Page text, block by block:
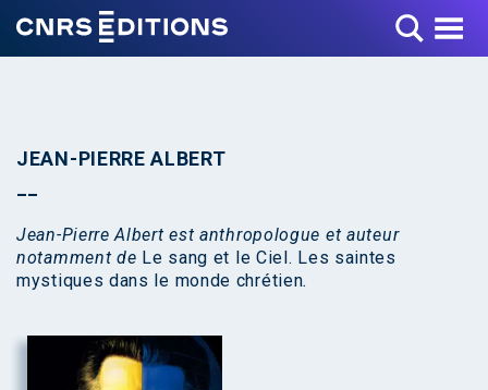
Toggle Menu
JEAN-PIERRE ALBERT
Jean-Pierre Albert est anthropologue et auteur
notamment de Le sang et le Ciel. Les saintes
mystiques dans le monde chrétien.